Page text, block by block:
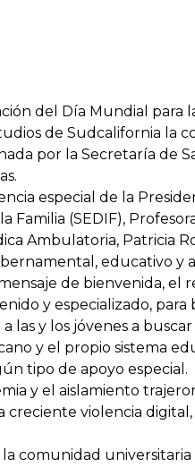
del Día Mundial para
de Sudcalifornia la
por la Secretaría de
especial de la
Familia (SEDIF),
Ambulatoria, Patricia
educativo y
de bienvenida, el
y especializado, para
las y los jóvenes a
y el propio sistema
tipo de apoyo especial.
y el aislamiento
violencia
comunidad universitaria